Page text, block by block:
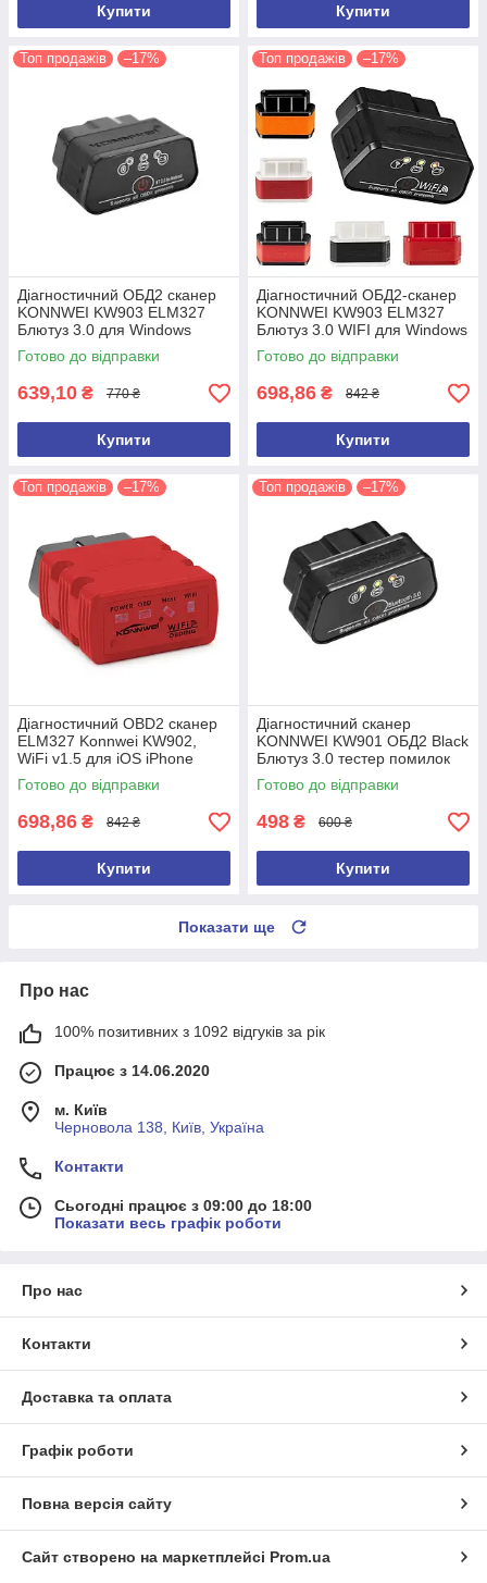
Купити Купити
Топ продажів –17%
Діагностичний ОБД2 сканер
KONNWEI KW903 ELM327
Блютуз 3.0 для Windows
Android IOS Автосканер
ELM327
Готово до відправки
639,10 ₴ 770 ₴
Купити
Топ продажів –17%
Діагностичний ОБД2-сканер
KONNWEI KW903 ELM327
Блютуз 3.0 WIFI для Windows
Android IOS Автосканер
ELM327
Готово до відправки
698,86 ₴ 842 ₴
Купити
Топ продажів –17%
Діагностичний OBD2 сканер
ELM327 Konnwei KW902,
WiFi v1.5 для iOS iPhone
Автосканер автотестер
ELM327
Готово до відправки
698,86 ₴ 842 ₴
Купити
Топ продажів –17%
Діагностичний сканер
KONNWEI KW901 ОБД2 Black
Блютуз 3.0 тестер помилок
Torque для Android ELM327
Готово до відправки
498 ₴ 600 ₴
Купити
Показати ще
Про нас
100% позитивних з 1092 відгуків за рік
Працює з 14.06.2020
м. Київ
Черновола 138, Київ, Україна
Контакти
Сьогодні працює з 09:00 до 18:00
Показати весь графік роботи
Про нас
Контакти
Доставка та оплата
Графік роботи
Повна версія сайту
Сайт створено на маркетплейсі Prom.ua